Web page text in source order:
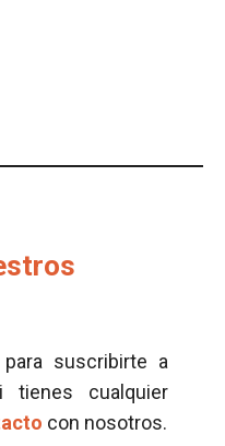
suscribirte a
tienes cualquier
con nosotros.